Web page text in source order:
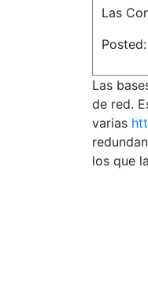
Las
Las
de red.
varias
los que